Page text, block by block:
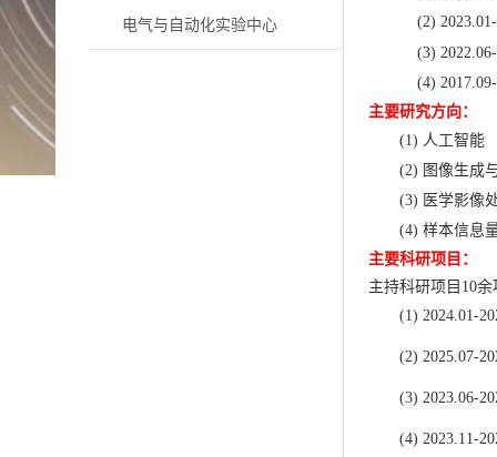
电气与自动化实验中心
(2) 2023.01-
(3) 2022.06
(4) 2017.09
主要研究方向：
(1) 人工智能
(2) 图像生成
(3) 医学影像
(4) 样本信息
主要科研项目：
主持科研项目 10余
(1) 2024.01-
(2) 2025.07-
(3) 2023.06-
(4) 2023.11-